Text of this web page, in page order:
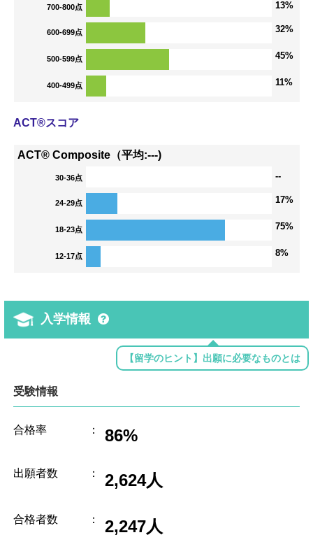
700-800点 13%
600-699点 32%
500-599点 45%
400-499点 11%
ACT®スコア
ACT® Composite（平均:---)
30-36点 --
24-29点 17%
18-23点 75%
12-17点 8%
入学情報
【留学のヒント】出願に必要なものとは
受験情報
合格率 ： 86%
出願者数 ： 2,624人
合格者数 ： 2,247人